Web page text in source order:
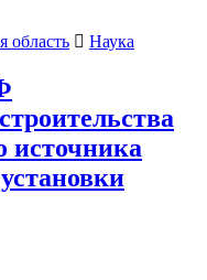
область Наука
источника